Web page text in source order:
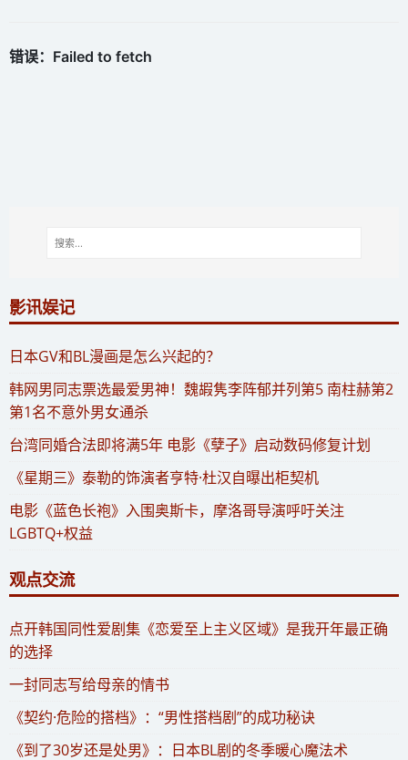
影讯娱记
​日本GV和BL漫画是怎么兴起的？
​韩网男同志票选最爱男神！魏嘏隽李阵郁并列第5 南柱赫第2
第1名不意外男女通杀
​台湾同婚合法即将满5年 电影《孽子》启动数码修复计划
《星期三》泰勒的饰演者亨特·杜汉自曝出柜契机
电影《蓝色长袍》入围奥斯卡，摩洛哥导演呼吁关注
LGBTQ+权益
观点交流
​点开韩国同性爱剧集《恋爱至上主义区域》是我开年最正确
的选择
一封同志写给母亲的情书
《契约·危险的搭档》：“男性搭档剧”的成功秘诀
《到了30岁还是处男》：日本BL剧的冬季暖心魔法术